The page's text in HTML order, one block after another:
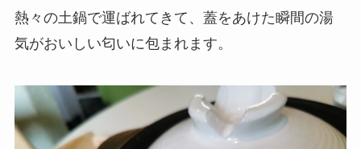
熱々の土鍋で運ばれてきて、蓋をあけた瞬間の湯
気がおいしい匂いに包まれます。